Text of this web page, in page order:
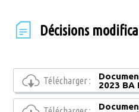
Décisions
Télécharger :
2023 BA